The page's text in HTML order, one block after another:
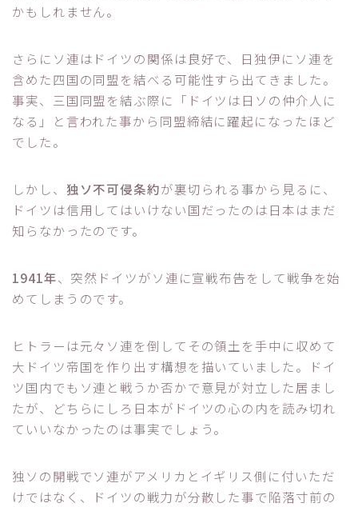
かもしれません。
さらにソ連はドイツの関係は良好で、日独伊にソ連を
含めた四国の同盟を結べる可能性すら出てきました。
事実、三国同盟を結ぶ際に「ドイツは日ソの仲介人に
なる」と言われた事から同盟締結に躍起になったほど
でした。
しかし、 独ソ不可侵条約が裏切られる事から見るに、
ドイツは信用してはいけない国だったのは日本はまだ
知らなかったのです。
1941年、突然ドイツがソ連に宣戦布告をして戦争を始
めてしまうのです。
ヒトラーは元々ソ連を倒してその領土を手中に収めて
大ドイツ帝国を作り出す構想を描いていました。ドイ
ツ国内でもソ連と戦うか否かで意見が対立した居まし
たが、どちらにしろ日本がドイツの心の内を読み切れ
ていいなかったのは事実でしょう。
独ソの開戦でソ連がアメリカとイギリス側に付いただ
けではなく、ドイツの戦力が分散した事で陥落寸前の